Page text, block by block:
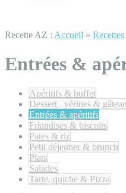
Recette AZ : Accueil » Recettes
Entrées &
Apéritifs & buffet
Dessert , vérines &
Entrées & apéritifs
Friandises & biscuits
Pates & riz
Petit déjeuner & brunch
Plats
Salades
Tarte, quiche & Pizza